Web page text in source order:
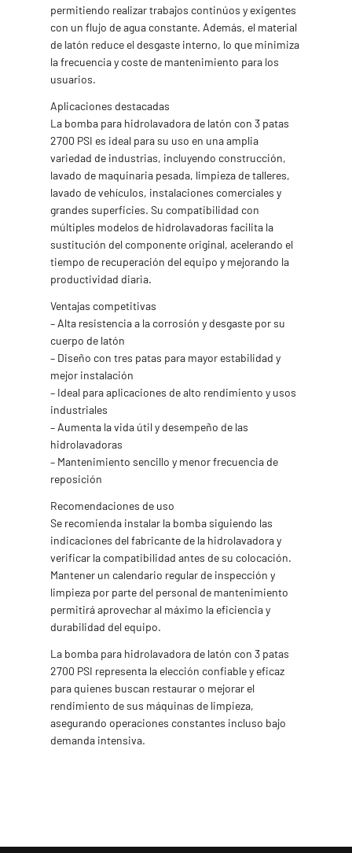
permitiendo realizar trabajos continúos y exigentes
con un flujo de agua constante. Además, el material
de latón reduce el desgaste interno, lo que minimiza
la frecuencia y coste de mantenimiento para los
usuarios.
Aplicaciones destacadas
La bomba para hidrolavadora de latón con 3 patas
2700 PSI es ideal para su uso en una amplia
variedad de industrias, incluyendo construcción,
lavado de maquinaria pesada, limpieza de talleres,
lavado de vehículos, instalaciones comerciales y
grandes superficies. Su compatibilidad con
múltiples modelos de hidrolavadoras facilita la
sustitución del componente original, acelerando el
tiempo de recuperación del equipo y mejorando la
productividad diaria.
Ventajas competitivas
– Alta resistencia a la corrosión y desgaste por su
cuerpo de latón
– Diseño con tres patas para mayor estabilidad y
mejor instalación
– Ideal para aplicaciones de alto rendimiento y usos
industriales
– Aumenta la vida útil y desempeño de las
hidrolavadoras
– Mantenimiento sencillo y menor frecuencia de
reposición
Recomendaciones de uso
Se recomienda instalar la bomba siguiendo las
indicaciones del fabricante de la hidrolavadora y
verificar la compatibilidad antes de su colocación.
Mantener un calendario regular de inspección y
limpieza por parte del personal de mantenimiento
permitirá aprovechar al máximo la eficiencia y
durabilidad del equipo.
La bomba para hidrolavadora de latón con 3 patas
2700 PSI representa la elección confiable y eficaz
para quienes buscan restaurar o mejorar el
rendimiento de sus máquinas de limpieza,
asegurando operaciones constantes incluso bajo
demanda intensiva.